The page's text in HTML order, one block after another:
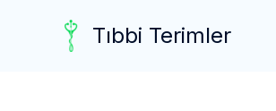
Tıbbi Terimler